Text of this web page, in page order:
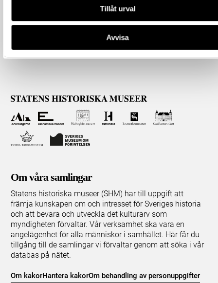
Tillåt urval
Avvisa
Om våra samlingar
Statens historiska museer (SHM) har till uppgift att
främja kunskapen om och intresset för Sveriges historia
och att bevara och utveckla det kulturarv som
myndigheten förvaltar. Vår verksamhet ska vara en
angelägenhet för alla människor i samhället. Här får du
tillgång till de samlingar vi förvaltar genom att söka i vår
databas på nätet.
Om kakorHantera kakorOm behandling av personuppgifter